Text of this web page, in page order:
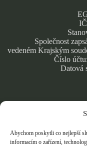
Abychom poskytli co nejlepší
informacím o zařízení,
Společnost
vedeném Krajským
Číslo
Datová
Zásady